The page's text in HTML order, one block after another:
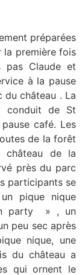
préparées
la première fois
pas Claude et
à la pause
du château . La
conduit de St
café. Les
de la forêt
château de la
près du parc
participants se
pique nique
party » , un
peu sec après
nique, une
du château a
qui ornent le